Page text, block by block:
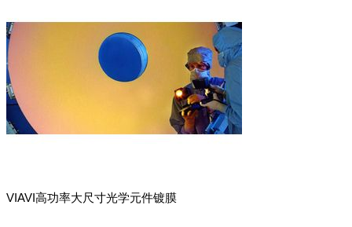
VIAVI高功率大尺寸光学元件镀膜